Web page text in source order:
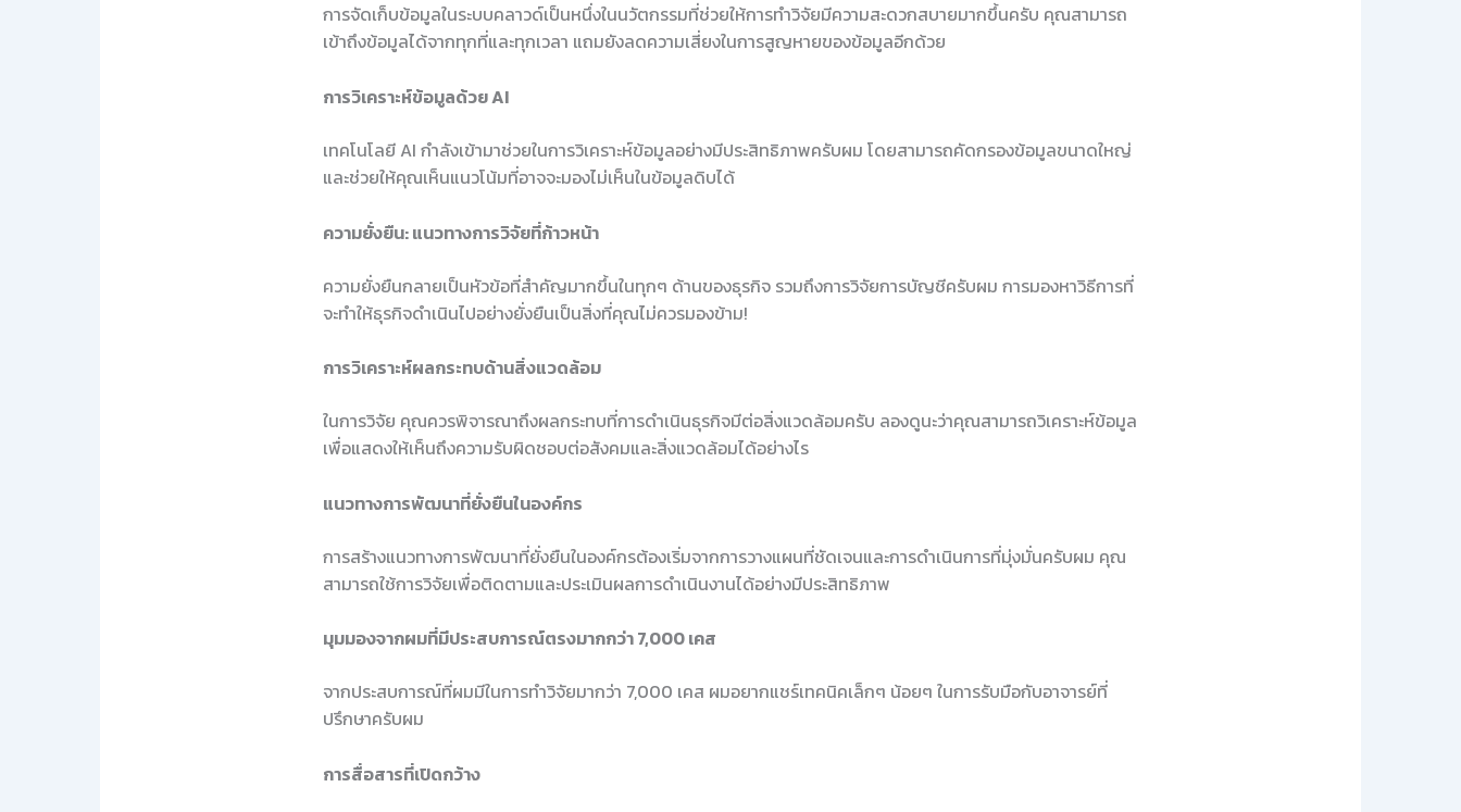
การจัดเก็บข้อมูลในระบบคลาวด์เป็นหนึ่งในนวัตกรรมที่ช่วยให้การทำวิจัยมีความสะดวกสบายมากขึ้นครับ คุณสามารถ
เข้าถึงข้อมูลได้จากทุกที่และทุกเวลา แถมยังลดความเสี่ยงในการสูญหายของข้อมูลอีกด้วย
การวิเคราะห์ข้อมูลด้วย AI
เทคโนโลยี AI กำลังเข้ามาช่วยในการวิเคราะห์ข้อมูลอย่างมีประสิทธิภาพครับผม โดยสามารถคัดกรองข้อมูลขนาดใหญ่
และช่วยให้คุณเห็นแนวโน้มที่อาจจะมองไม่เห็นในข้อมูลดิบได้
ความยั่งยืน: แนวทางการวิจัยที่ก้าวหน้า
ความยั่งยืนกลายเป็นหัวข้อที่สำคัญมากขึ้นในทุกๆ ด้านของธุรกิจ รวมถึงการวิจัยการบัญชีครับผม การมองหาวิธีการที่
จะทำให้ธุรกิจดำเนินไปอย่างยั่งยืนเป็นสิ่งที่คุณไม่ควรมองข้าม!
การวิเคราะห์ผลกระทบด้านสิ่งแวดล้อม
ในการวิจัย คุณควรพิจารณาถึงผลกระทบที่การดำเนินธุรกิจมีต่อสิ่งแวดล้อมครับ ลองดูนะว่าคุณสามารถวิเคราะห์ข้อมูล
เพื่อแสดงให้เห็นถึงความรับผิดชอบต่อสังคมและสิ่งแวดล้อมได้อย่างไร
แนวทางการพัฒนาที่ยั่งยืนในองค์กร
การสร้างแนวทางการพัฒนาที่ยั่งยืนในองค์กรต้องเริ่มจากการวางแผนที่ชัดเจนและการดำเนินการที่มุ่งมั่นครับผม คุณ
สามารถใช้การวิจัยเพื่อติดตามและประเมินผลการดำเนินงานได้อย่างมีประสิทธิภาพ
มุมมองจากผมที่มีประสบการณ์ตรงมากกว่า 7,000 เคส
จากประสบการณ์ที่ผมมีในการทำวิจัยมากว่า 7,000 เคส ผมอยากแชร์เทคนิคเล็กๆ น้อยๆ ในการรับมือกับอาจารย์ที่
ปรึกษาครับผม
การสื่อสารที่เปิดกว้าง